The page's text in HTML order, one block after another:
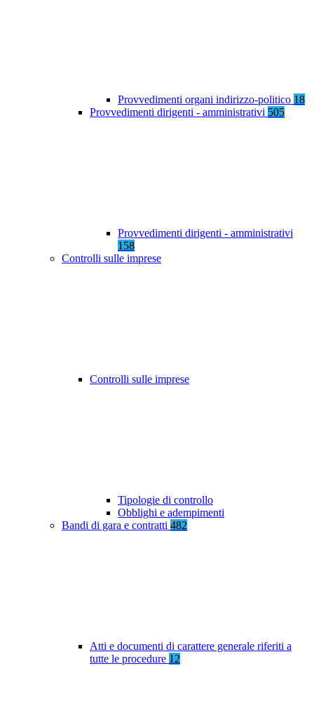
Provvedimenti organi indirizzo-politico 18
Provvedimenti dirigenti - amministrativi 505
Provvedimenti dirigenti - amministrativi
158
Controlli sulle imprese
Controlli sulle imprese
Tipologie di controllo
Obblighi e adempimenti
Bandi di gara e contratti 482
Atti e documenti di carattere generale riferiti a
tutte le procedure 12